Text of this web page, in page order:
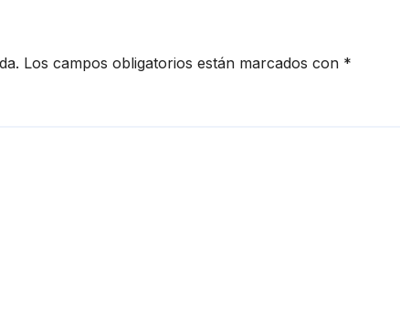
Los campos obligatorios están marcados con *